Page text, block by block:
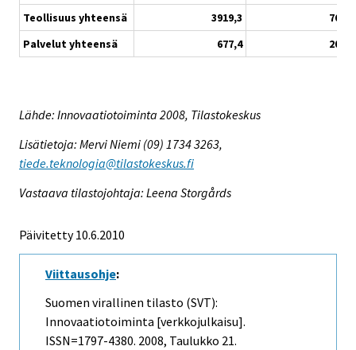
Teollisuus yhteensä
3919,3
761,5
Palvelut yhteensä
677,4 203,3
Lähde: Innovaatiotoiminta 2008, Tilastokeskus
Lisätietoja: Mervi Niemi (09) 1734 3263,
tiede.teknologia@tilastokeskus.fi
Vastaava tilastojohtaja: Leena Storgårds
Päivitetty 10.6.2010
Viittausohje:
Suomen virallinen tilasto (SVT):
Innovaatiotoiminta [verkkojulkaisu].
ISSN=1797-4380. 2008, Taulukko 21.